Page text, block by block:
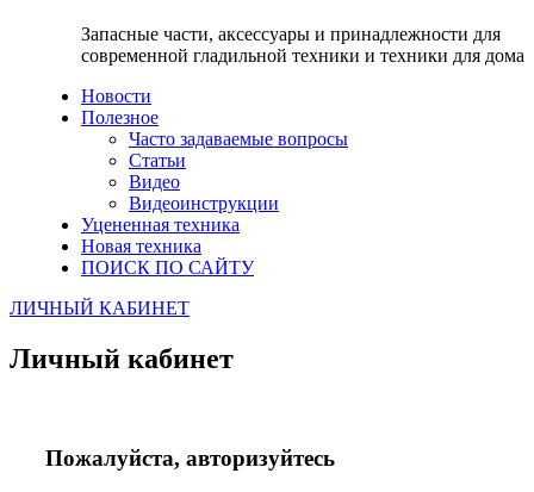
Запасные части, аксессуары и принадлежности для
современной гладильной техники и техники для дома
Новости
Полезное
Часто задаваемые вопросы
Статьи
Видео
Видеоинструкции
Уцененная техника
Новая техника
ПОИСК ПО САЙТУ
ЛИЧНЫЙ КАБИНЕТ
Личный кабинет
Пожалуйста, авторизуйтесь